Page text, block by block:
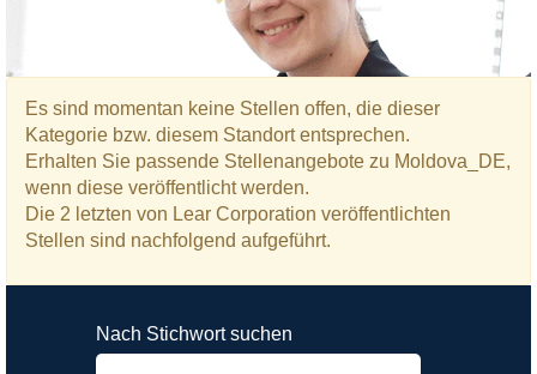
Es sind momentan keine Stellen offen, die dieser
Kategorie bzw. diesem Standort entsprechen.
Erhalten Sie passende Stellenangebote zu Moldova_DE,
wenn diese veröffentlicht werden.
Die 2 letzten von Lear Corporation veröffentlichten
Stellen sind nachfolgend aufgeführt.
Nach Stichwort suchen